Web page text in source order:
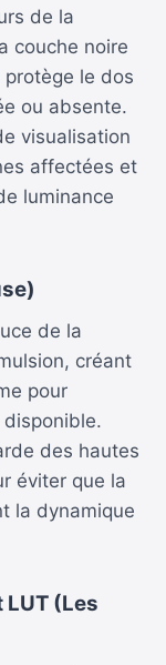
de la
couche noire
protège le dos
ou absente.
visualisation
affectées et
luminance
de la
créant
pour
disponible.
des hautes
éviter que la
la dynamique
(Les